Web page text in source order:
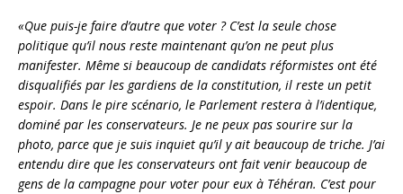
«Que puis-je faire d’autre que voter ? C’est la seule chose
politique qu’il nous reste maintenant qu’on ne peut plus
manifester. Même si beaucoup de candidats réformistes ont été
disqualifiés par les gardiens de la constitution, il reste un petit
espoir. Dans le pire scénario, le Parlement restera à l’identique,
dominé par les conservateurs. Je ne peux pas sourire sur la
photo, parce que je suis inquiet qu’il y ait beaucoup de triche. J’ai
entendu dire que les conservateurs ont fait venir beaucoup de
gens de la campagne pour voter pour eux à Téhéran. C’est pour